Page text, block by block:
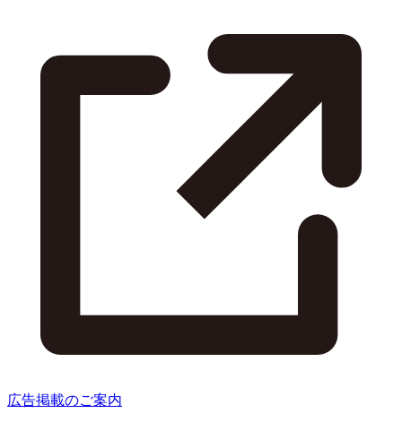
広告掲載のご案内